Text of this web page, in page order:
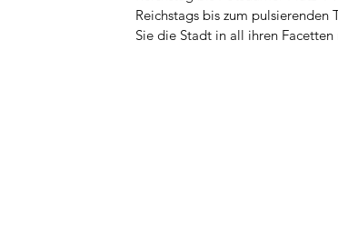
Reichstags bis zum
Sie die Stadt in all ihren